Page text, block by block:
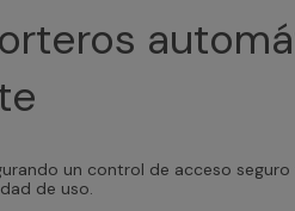
un control de acceso
de uso.